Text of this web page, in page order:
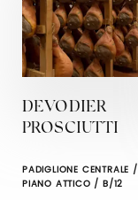
DEVODIER
PROSCIUTTI
PADIGLIONE CENTRALE /
PIANO ATTICO / B/12